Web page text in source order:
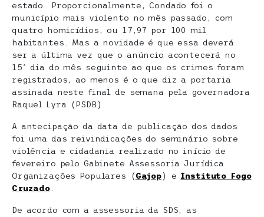
estado. Proporcionalmente, Condado foi o
município mais violento no mês passado, com
quatro homicídios, ou 17,97 por 100 mil
habitantes. Mas a novidade é que essa deverá
ser a última vez que o anúncio acontecerá no
15º dia do mês seguinte ao que os crimes foram
registrados, ao menos é o que diz a portaria
assinada neste final de semana pela governadora
Raquel Lyra (PSDB).
A antecipação da data de publicação dos dados
foi uma das reivindicações do seminário sobre
violência e cidadania realizado no início de
fevereiro pelo Gabinete Assessoria Jurídica
Organizações Populares (Gajop) e Instituto Fogo
Cruzado
De acordo com a assessoria da SDS, as